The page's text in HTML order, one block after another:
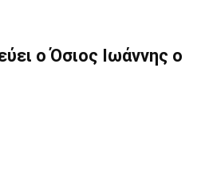
ο Όσιος Ιωάννης ο